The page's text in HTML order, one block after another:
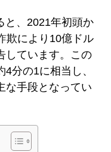
と、2021年初頭か
欺により10億ドル
しています。この
分の1に相当し、
な手段となってい